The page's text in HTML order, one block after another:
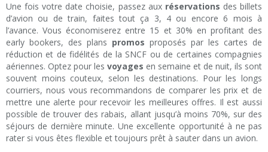
Une fois votre date choisie, passez aux réservations des billets
d’avion ou de train, faites tout ça 3, 4 ou encore 6 mois à
l’avance. Vous économiserez entre 15 et 30% en profitant des
early bookers, des plans promos proposés par les cartes de
réduction et de fidélités de la SNCF ou de certaines compagnies
aériennes. Optez pour les voyages en semaine et de nuit, ils sont
souvent moins couteux, selon les destinations. Pour les longs
courriers, nous vous recommandons de comparer les prix et de
mettre une alerte pour recevoir les meilleures offres. Il est aussi
possible de trouver des rabais, allant jusqu’à moins 70%, sur des
séjours de dernière minute. Une excellente opportunité à ne pas
rater si vous êtes flexible et toujours prêt à sauter dans un avion.